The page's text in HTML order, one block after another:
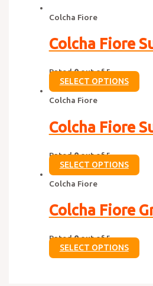
Colcha Fiore
Colcha Fiore
Rated0out of 5
SELECT OPTIONS
Colcha Fiore
Colcha Fiore
Rated0out of 5
SELECT OPTIONS
Colcha Fiore
Colcha Fiore
Rated0out of 5
SELECT OPTIONS